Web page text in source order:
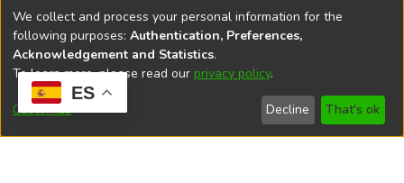
ES
INDUAUTO - Planta baja
Soporte Técnico Bibliolatino.com
We collect and process your personal information for the
following purposes: Authentication, Preferences,
Acknowledgement and Statistics.
To learn more, please read our privacy policy.
Customize Decline That's ok